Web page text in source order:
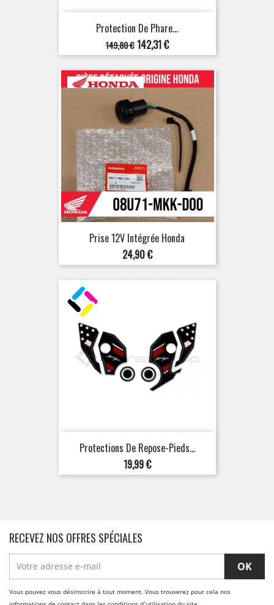
Protection De Phare...
Prix
de
base
149,80 € Prix
142,31 €
Prise 12V Intégrée Honda
Prix
24,90 €
Protections De Repose-Pieds...
Prix
19,99 €
RECEVEZ NOS OFFRES SPÉCIALES
Vous pouvez vous désinscrire à tout moment. Vous trouverez pour cela nos